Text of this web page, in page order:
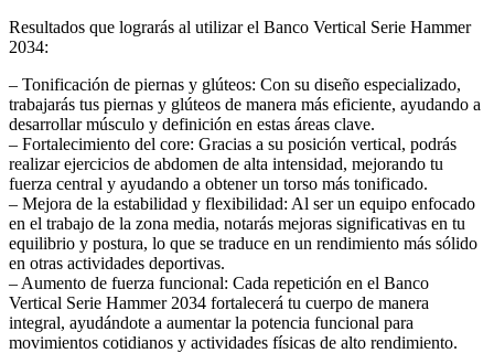
Resultados que lograrás al utilizar el Banco Vertical Serie Hammer
2034:
– Tonificación de piernas y glúteos: Con su diseño especializado,
trabajarás tus piernas y glúteos de manera más eficiente, ayudando a
desarrollar músculo y definición en estas áreas clave.
– Fortalecimiento del core: Gracias a su posición vertical, podrás
realizar ejercicios de abdomen de alta intensidad, mejorando tu
fuerza central y ayudando a obtener un torso más tonificado.
– Mejora de la estabilidad y flexibilidad: Al ser un equipo enfocado
en el trabajo de la zona media, notarás mejoras significativas en tu
equilibrio y postura, lo que se traduce en un rendimiento más sólido
en otras actividades deportivas.
– Aumento de fuerza funcional: Cada repetición en el Banco
Vertical Serie Hammer 2034 fortalecerá tu cuerpo de manera
integral, ayudándote a aumentar la potencia funcional para
movimientos cotidianos y actividades físicas de alto rendimiento.